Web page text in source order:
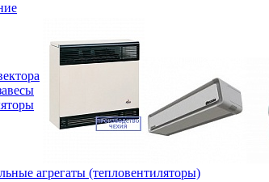
агрегаты (тепловентиляторы)